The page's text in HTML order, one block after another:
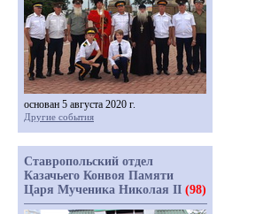
основан 5 августа 2020 г.
Другие события
Ставропольский отдел
Казачьего Конвоя Памяти
Царя Мученика Николая II (98)